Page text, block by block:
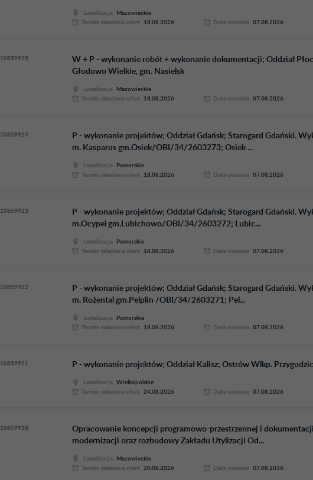
Lokalizacja
Mazowieckie
Termin skladania ofert
18.08.2026 Data dodania 07.08.2026
10859925
W + P - wykonanie robót + wykonanie dokumentacji; Oddział
Głodowo Wielkie, gm. Nasielsk
Lokalizacja
Mazowieckie
Termin skladania ofert
18.08.2026 Data dodania 07.08.2026
10859924
P - wykonanie projektów; Oddział Gdańsk; Starogard Gdański.
m. Kasparus gm.Osiek/OBI/34/2603273; Osiek ...
Lokalizacja
Pomorskie
Termin skladania ofert
18.08.2026 Data dodania 07.08.2026
10859923
P - wykonanie projektów; Oddział Gdańsk; Starogard Gdański.
m.Ocypel gm.Lubichowo/OBI/34/2603272; Lubic...
Lokalizacja
Pomorskie
Termin skladania ofert
18.08.2026 Data dodania 07.08.2026
10859922
P - wykonanie projektów; Oddział Gdańsk; Starogard Gdański.
m. Rożental gm.Pelplin /OBI/34/2603271; Pel...
Lokalizacja
Pomorskie
Termin skladania ofert
18.08.2026 Data dodania 07.08.2026
10859921 P - wykonanie projektów; Oddział Kalisz; Ostrów Wlkp.
Lokalizacja
Wielkopolskie
Termin skladania ofert
24.08.2026 Data dodania 07.08.2026
10859918
Opracowanie koncepcji programowo-przestrzennej i
modernizacji oraz rozbudowy Zakładu Utylizacji Od...
Lokalizacja
Mazowieckie
Termin skladania ofert
20.08.2026 Data dodania 07.08.2026